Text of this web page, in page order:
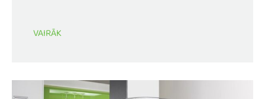
VAIRĀK